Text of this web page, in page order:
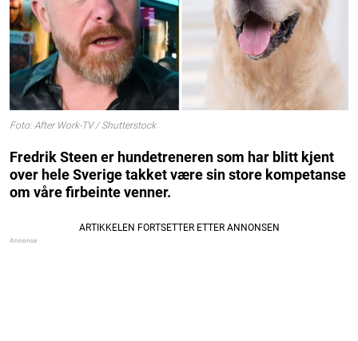
Foto: After Work-TV / Shutterstock
Fredrik Steen er hundetreneren som har blitt kjent
over hele Sverige takket være sin store kompetanse
om våre firbeinte venner.